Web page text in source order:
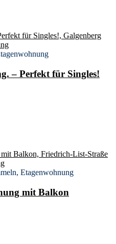
– Perfekt für Singles!
Etagenwohnung
mit Balkon